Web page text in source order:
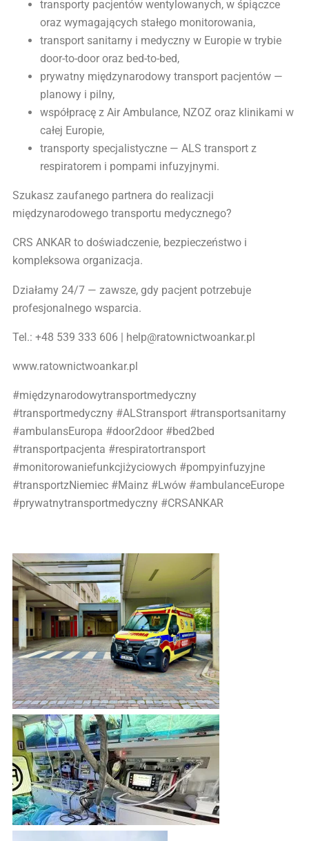
transporty pacjentów wentylowanych, w śpiączce
oraz wymagających stałego monitorowania,
transport sanitarny i medyczny w Europie w trybie
door-to-door oraz bed-to-bed,
prywatny międzynarodowy transport pacjentów —
planowy i pilny,
współpracę z Air Ambulance, NZOZ oraz klinikami w
całej Europie,
transporty specjalistyczne — ALS transport z
respiratorem i pompami infuzyjnymi.
Szukasz zaufanego partnera do realizacji
międzynarodowego transportu medycznego?
CRS ANKAR to doświadczenie, bezpieczeństwo i
kompleksowa organizacja.
Działamy 24/7 — zawsze, gdy pacjent potrzebuje
profesjonalnego wsparcia.
Tel.: +48 539 333 606 | help@ratownictwoankar.pl
www.ratownictwoankar.pl
#międzynarodowytransportmedyczny
#transportmedyczny #ALStransport #transportsanitarny
#ambulansEuropa #door2door #bed2bed
#transportpacjenta #respiratortransport
#monitorowaniefunkcjiżyciowych #pompyinfuzyjne
#transportzNiemiec #Mainz #Lwów #ambulanceEurope
#prywatnytransportmedyczny #CRSANKAR